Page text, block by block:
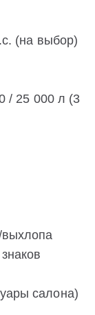
(на выбор)
/ 25 000 л (3
выхлопа
салона)